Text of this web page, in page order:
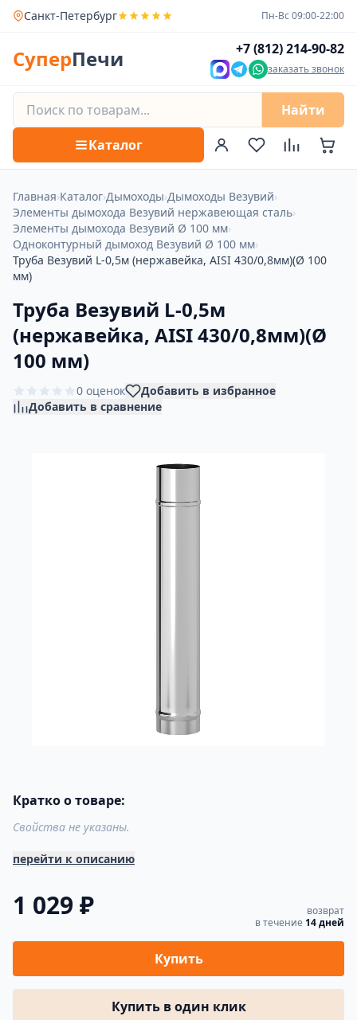
Санкт-Петербург Пн-Вс 09:00-22:00
СуперПечи +7 (812) 214-90-82
заказать звонок
Найти
Каталог
Главная›Каталог›Дымоходы›Дымоходы Везувий›
Элементы дымохода Везувий нержавеющая сталь›
Элементы дымохода Везувий Ø 100 мм›
Одноконтурный дымоход Везувий Ø 100 мм›
Труба Везувий L-0,5м (нержавейка, AISI 430/0,8мм)(Ø 100
мм)
Труба Везувий L-0,5м
(нержавейка, AISI 430/0,8мм)(Ø
100 мм)
0 оценок
Добавить в избранное
Добавить в сравнение
Кратко о товаре:
Свойства не указаны.
перейти к описанию
1 029 ₽
возврат
в течение 14 дней
Купить
Купить в один клик